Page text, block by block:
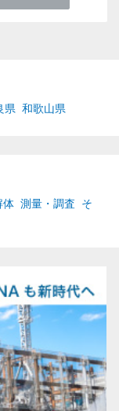
県 和歌山県
体 測量・調査
そ